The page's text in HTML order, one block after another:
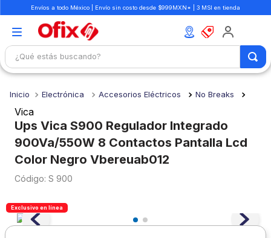
Envíos a todo México | Envío sin costo desde $999MXN* | 3 MSI en tienda
¿Qué estás buscando?
Electrónica Accesorios Eléctricos No Breaks
Vica
Ups Vica S900 Regulador Integrado
900Va/550W 8 Contactos Pantalla Lcd
Color Negro Vbereuab012
: S 900
Exclusivo en línea
1.
mochilas
2.
libretas
3.
cuaderno
4.
cuadernos
5.
colores
6.
boligrafo
7.
escritorio